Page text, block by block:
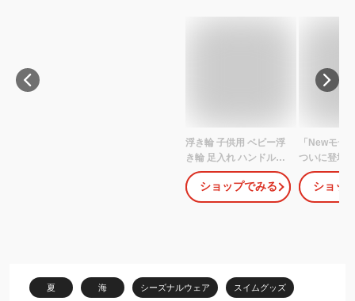
浮き輪 子供用 ベビー浮
き輪 足入れ ハンドル付
き 可愛いプリント スー
パースポーツカー フロ
ート SPF50+ 取り外し
ショップでみる
「Newモデ
ついに登場
3位★浮き輪
プール 浮き
足入れ フロ
ショッ
夏 海 シーズナルウェア スイムグッズ